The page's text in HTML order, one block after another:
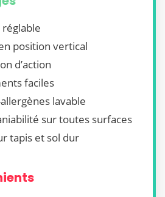
réglable
position vertical
d’action
faciles
lavable
sur toutes surfaces
tapis et sol dur